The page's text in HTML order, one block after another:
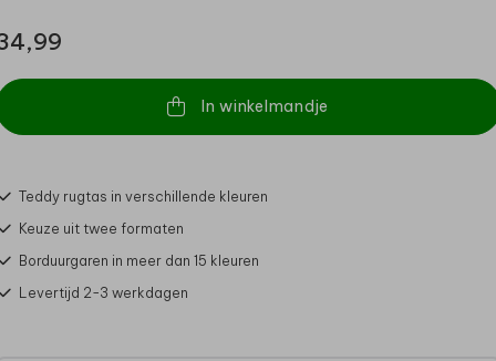
In winkelmandje
Teddy rugtas in verschillende kleuren
Keuze uit twee formaten
Borduurgaren in meer dan 15 kleuren
Levertijd 2-3 werkdagen